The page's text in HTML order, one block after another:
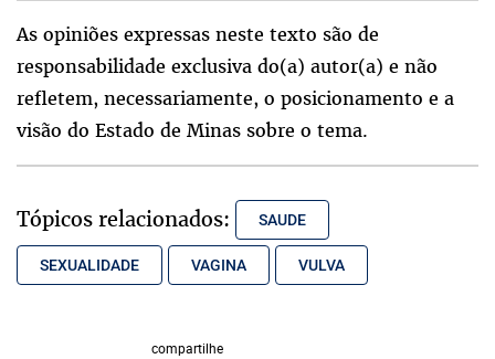
As opiniões expressas neste texto são de
responsabilidade exclusiva do(a) autor(a) e não
refletem, necessariamente, o posicionamento e a
visão do Estado de Minas sobre o tema.
Tópicos relacionados: SAUDE
SEXUALIDADE VAGINA VULVA
compartilhe